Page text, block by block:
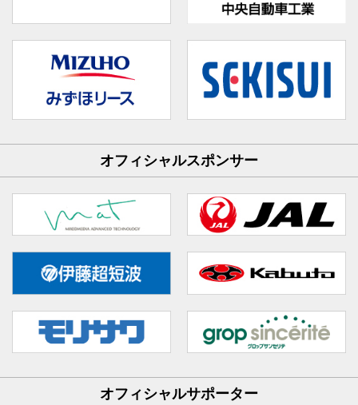
オフィシャルスポンサー
オフィシャルサポーター